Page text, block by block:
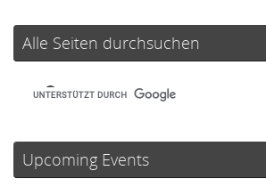
Alle Seiten durchsuchen
Upcoming Events